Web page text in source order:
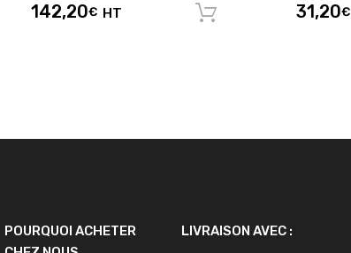
Ajouter au panier
142,20€ HT Ajouter au panier
31,20€
POURQUOI ACHETER
LIVRAISON AVEC :